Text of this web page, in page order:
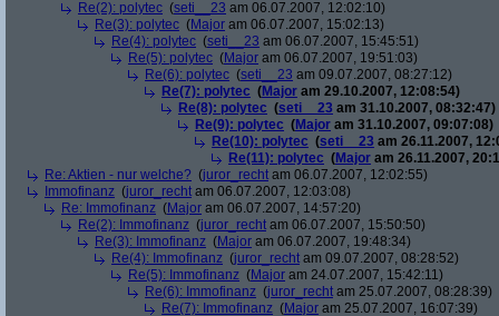
Re(2): polytec (seti__23 am 06.07.2007, 12:02:10)
Re(3): polytec (Major am 06.07.2007, 15:02:13)
Re(4): polytec (seti__23 am 06.07.2007, 15:45:51)
Re(5): polytec (Major am 06.07.2007, 19:51:03)
Re(6): polytec (seti__23 am 09.07.2007, 08:27:12)
Re(7): polytec (Major am 29.10.2007, 12:08:54)
Re(8): polytec (seti__23 am 31.10.2007, 08:32:47)
Re(9): polytec (Major am 31.10.2007, 09:07:08)
Re(10): polytec (seti__23 am 26.11.2007,
Re(11): polytec (Major am 26.11.2007,
Re: Aktien - nur welche? (juror_recht am 06.07.2007, 12:02:55)
Immofinanz (juror_recht am 06.07.2007, 12:03:08)
Re: Immofinanz (Major am 06.07.2007, 14:57:20)
Re(2): Immofinanz (juror_recht am 06.07.2007, 15:50:50)
Re(3): Immofinanz (Major am 06.07.2007, 19:48:34)
Re(4): Immofinanz (juror_recht am 09.07.2007, 08:28:52)
Re(5): Immofinanz (Major am 24.07.2007, 15:42:11)
Re(6): Immofinanz (juror_recht am 25.07.2007, 08:28:39)
Re(7): Immofinanz (Major am 25.07.2007, 16:07:39)